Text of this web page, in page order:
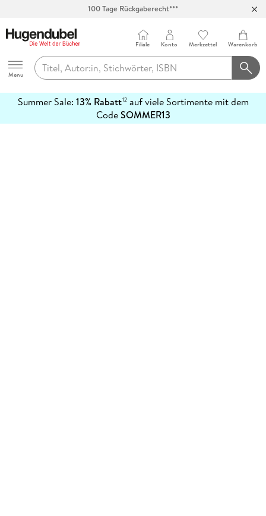
100 Tage Rückgaberecht***
Hugendubel
Menu
Filiale Konto Merkzettel Warenkorb
Summer Sale: 13% Rabatt12auf viele Sortimente mit dem
CodeSOMMER13
erfahren